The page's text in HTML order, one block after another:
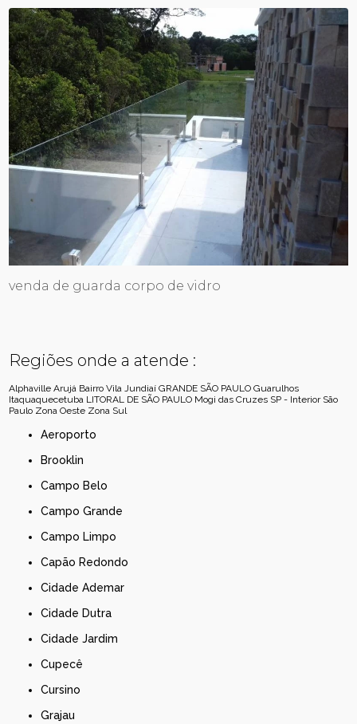
venda de guarda corpo de vidro
Regiões onde a atende :
Alphaville Arujá Bairro Vila Jundiaí GRANDE SÃO PAULO Guarulhos
Itaquaquecetuba LITORAL DE SÃO PAULO Mogi das Cruzes SP - Interior São
Paulo Zona Oeste Zona Sul
Aeroporto
Brooklin
Campo Belo
Campo Grande
Campo Limpo
Capão Redondo
Cidade Ademar
Cidade Dutra
Cidade Jardim
Cupecê
Cursino
Grajau